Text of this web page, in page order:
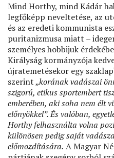
Mind Horthy, mind Kádár
legfőképp neveltetése, az
és az eredeti kommunista
puritanizmusa miatt –
személyes hobbijuk
Királyság kormányzója
újratemetésekor egy
szerint „korának vadászai
szigorú, etikus sportembert
emberében, aki soha nem élt
előnyökkel”. És valóban,
Horthy felhasználta volna
különösen pedig saját
előmozdítására. A Magyar